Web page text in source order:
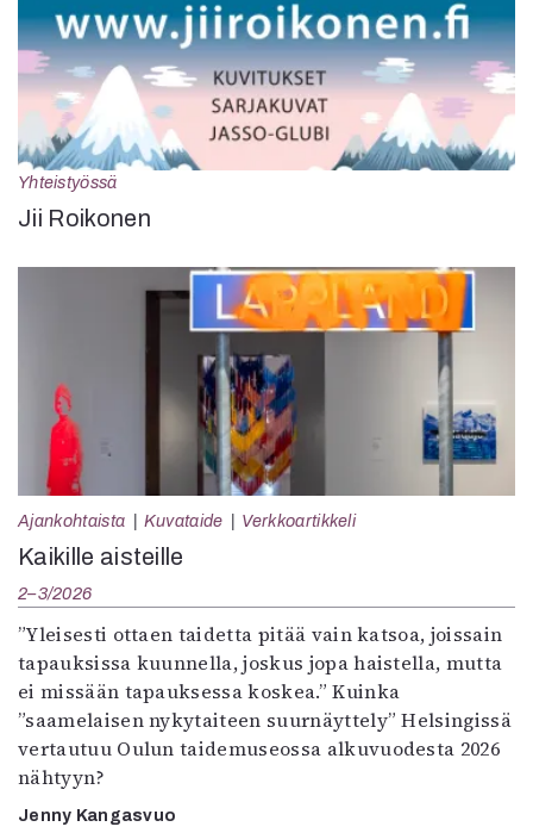
Yhteistyössä
Jii Roikonen
Ajankohtaista Kuvataide Verkkoartikkeli
Kaikille aisteille
2–3/2026
”Yleisesti ottaen taidetta pitää vain katsoa, joissain
tapauksissa kuunnella, joskus jopa haistella, mutta
ei missään tapauksessa koskea.” Kuinka
”saamelaisen nykytaiteen suurnäyttely” Helsingissä
vertautuu Oulun taidemuseossa alkuvuodesta 2026
nähtyyn?
Jenny Kangasvuo